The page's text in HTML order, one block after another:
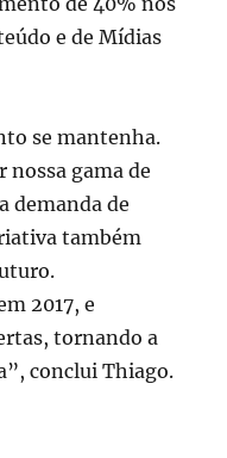
e de Mídias
se mantenha.
nossa gama de
demanda de
também
2017, e
tornando a
conclui Thiago.